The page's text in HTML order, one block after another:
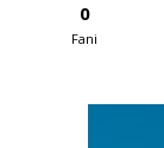
0
Fani